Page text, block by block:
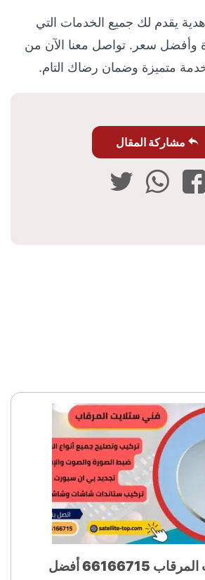
يقدم لك جميع الخدمات التي
وأفضل سعر. تواصل معنا الآن من
متميزة وضمان رضاك التام.
مشاركة المقال
فيسبوكواتساب
فني ستلايت المرقاب 66166715 أفضل